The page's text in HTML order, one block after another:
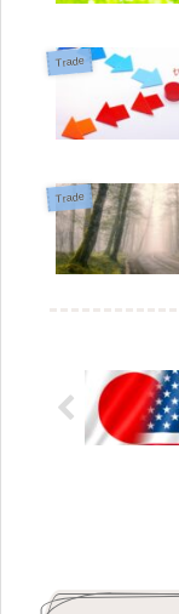
Trade
Trade